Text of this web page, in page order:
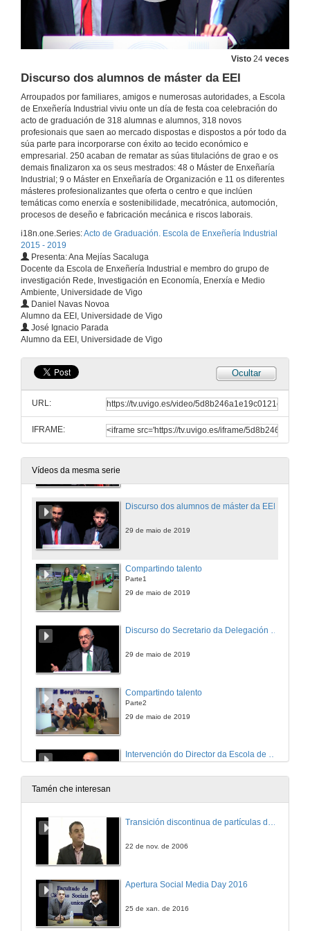
Visto 24 veces
Discurso dos alumnos de máster da EEI
Arroupados por familiares, amigos e numerosas autoridades, a Escola
de Enxeñería Industrial viviu onte un día de festa coa celebración do
acto de graduación de 318 alumnas e alumnos, 318 novos
profesionais que saen ao mercado dispostas e dispostos a pór todo da
súa parte para incorporarse con éxito ao tecido económico e
empresarial. 250 acaban de rematar as súas titulacións de grao e os
demais finalizaron xa os seus mestrados: 48 o Máster de Enxeñaría
Industrial; 9 o Máster en Enxeñaría de Organización e 11 os diferentes
másteres profesionalizantes que oferta o centro e que inclúen
temáticas como enerxía e sostenibilidade, mecatrónica, automoción,
procesos de deseño e fabricación mecánica e riscos laborais.
i18n.one.Series:Acto de Graduación. Escola de Enxeñería Industrial
2015 - 2019
Presenta: Ana Mejías Sacaluga
Docente da Escola de Enxeñería Industrial e membro do grupo de
investigación Rede, Investigación en Economía, Enerxía e Medio
Ambiente, Universidade de Vigo
Daniel Navas Novoa
Alumno da EEI, Universidade de Vigo
José Ignacio Parada
Alumno da EEI, Universidade de Vigo
Ocultar
URL:
IFRAME:
Vídeos da mesma serie
29 de maio de 2019
29 de maio de 2019
Sauda dos profesores
Parte1
29 de maio de 2019
Discurso dos alumnos de grao da EEI
29 de maio de 2019
Sauda dos profesores
29 de maio de 2019
Xuramento do Código Ético Profesional da Enxeñería da rama industrial
29 de maio de 2019
Entrega de Diplomas e Distincións os alumnos e alumnas
Discurso dos alumnos de máster da EEI
29 de maio de 2019
Compartindo talento
Parte1
29 de maio de 2019
Discurso do Secretario da Delegación Territorial da Xunta de Galicia en Vigo, Alfonso Rubio
29 de maio de 2019
Compartindo talento
Parte2
29 de maio de 2019
Intervención do Director da Escola de Enxeñería Industrial, Juan Pardo Froján
29 de maio de 2019
Tamén che interesan
Transición discontinua de partículas de microgel termosensible
22 de nov. de 2006
Apertura Social Media Day 2016
25 de xan. de 2016